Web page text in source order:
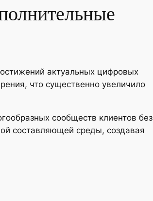
актуальных цифровых
что существенно увеличило
сообществ клиентов без
составляющей среды, создавая